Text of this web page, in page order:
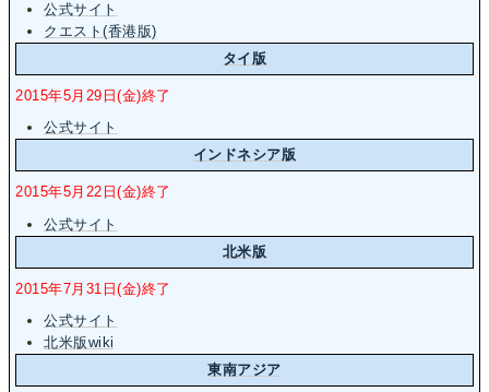
公式サイト
クエスト(香港版)
タイ版
2015年5月29日(金)終了
公式サイト
インドネシア版
2015年5月22日(金)終了
公式サイト
北米版
2015年7月31日(金)終了
公式サイト
北米版wiki
東南アジア